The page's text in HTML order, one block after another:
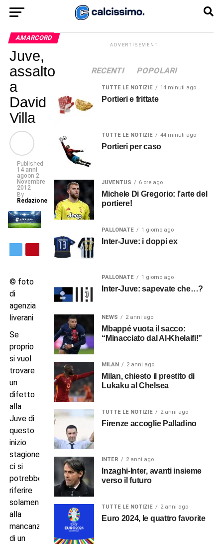
AMARCORD
Juve,
assalto
a
David
Villa
Published
14 anni
agoon 2
Novembre
2012
By
Redazione
© foto
di
agenzia
liverani
Se
proprio
si vuol
trovare
un
difetto
alla
Juve di
questo
inizio
stagione,
ci si
potrebbe
riferire
solamente
alla
mancanza
di un
ADVERTISEMENT
RECENTI POPOLARI
TUTTE LE NOTIZIE 14 minuti ago
Portieri e frittate
TUTTE LE NOTIZIE 44 minuti ago
Portieri per caso
JUVENTUS 6 ore ago
Michele Di Gregorio: l’arte del
portiere!
PALLONATE 1 giorno ago
Inter-Juve: i doppi ex
PALLONATE 1 giorno ago
Inter-Juve: sapevate che…?
NEWS 2 anni ago
Mbappé vuota il sacco:
“Minacciato dal Al-Khelaifi!”
MILAN 2 anni ago
Milan, chiesto il prestito di
Lukaku al Chelsea
TUTTE LE NOTIZIE 2 anni ago
Firenze accoglie Palladino
INTER 2 anni ago
Inzaghi-Inter, avanti insieme
verso il futuro
TUTTE LE NOTIZIE 2 anni ago
Euro 2024, le quattro favorite